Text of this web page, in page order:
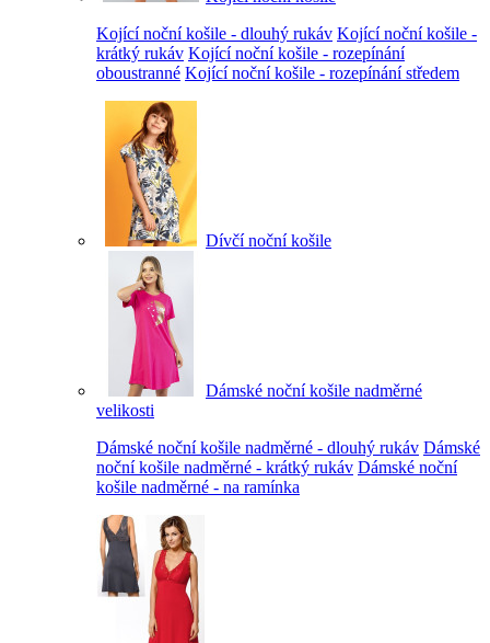
Kojící noční košile - dlouhý rukáv Kojící noční košile -
krátký rukáv Kojící noční košile - rozepínání
oboustranné Kojící noční košile - rozepínání středem
Dívčí noční košile
Dámské noční košile nadměrné
velikosti
Dámské noční košile nadměrné - dlouhý rukáv Dámské
noční košile nadměrné - krátký rukáv Dámské noční
košile nadměrné - na ramínka